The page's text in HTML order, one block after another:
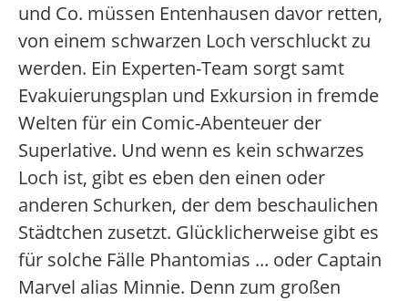
und Co. müssen Entenhausen davor retten,
von einem schwarzen Loch verschluckt zu
werden. Ein Experten-Team sorgt samt
Evakuierungsplan und Exkursion in fremde
Welten für ein Comic-Abenteuer der
Superlative. Und wenn es kein schwarzes
Loch ist, gibt es eben den einen oder
anderen Schurken, der dem beschaulichen
Städtchen zusetzt. Glücklicherweise gibt es
für solche Fälle Phantomias ... oder Captain
Marvel alias Minnie. Denn zum großen